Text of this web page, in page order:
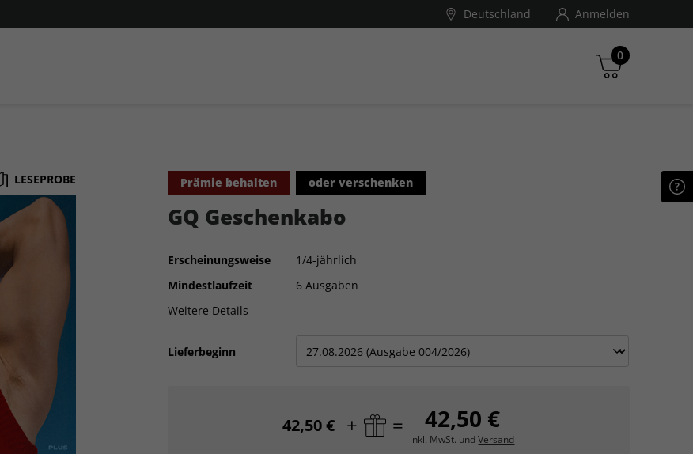
Deutschland Anmelden
0
Zwischensumme
LESEPROBE Prämie behalten oder verschenken
GQ Geschenkabo
Erscheinungsweise
1/4-jährlich
Mindestlaufzeit
6 Ausgaben
Weitere Details
Lieferbeginn
42,50 € + = 42,50 €
inkl. MwSt. undVersand